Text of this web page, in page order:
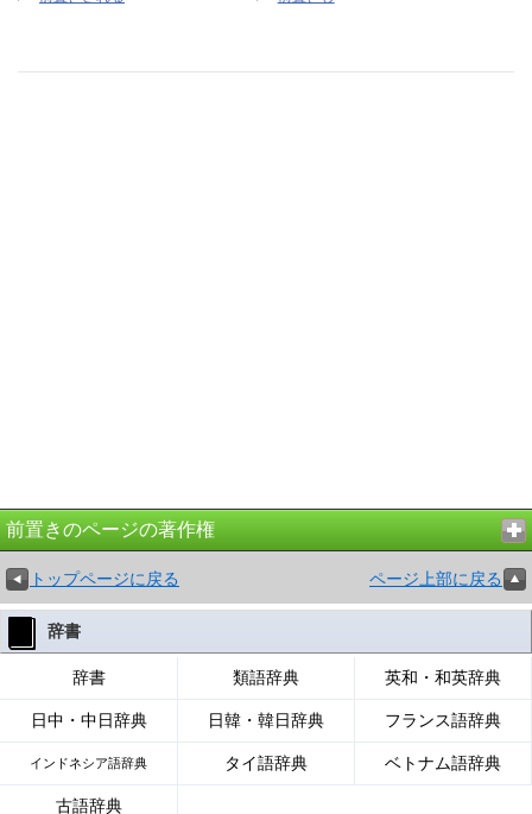
前置きのページの著作権
トップページに戻る ページ上部に戻る
辞書
辞書 類語辞典 英和・和英辞典
日中・中日辞典 日韓・韓日辞典 フランス語辞典
インドネシア語辞典 タイ語辞典 ベトナム語辞典
古語辞典